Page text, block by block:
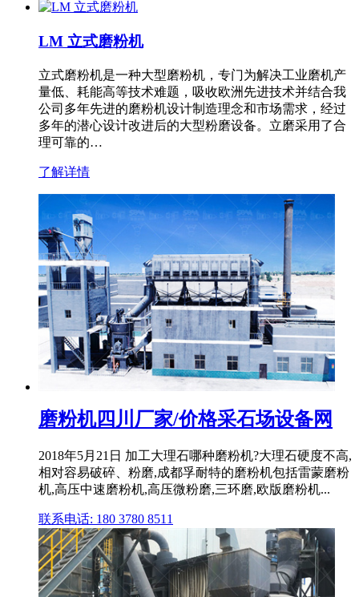
LM 立式磨粉机
立式磨粉机是一种大型磨粉机，专门为解决工业磨机产
量低、耗能高等技术难题，吸收欧洲先进技术并结合我
公司多年先进的磨粉机设计制造理念和市场需求，经过
多年的潜心设计改进后的大型粉磨设备。立磨采用了合
理可靠的…
了解详情
磨粉机四川厂家/价格采石场设备网
2018年5月21日 加工大理石哪种磨粉机?大理石硬度不高,
相对容易破碎、粉磨,成都孚耐特的磨粉机包括雷蒙磨粉
机,高压中速磨粉机,高压微粉磨,三环磨,欧版磨粉机...
联系电话: 180 3780 8511